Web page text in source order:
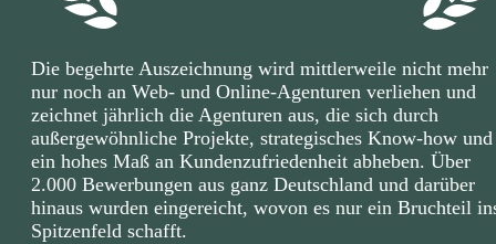
Die begehrte Auszeichnung wird mittlerweile nicht mehr
nur noch an Web- und Online-Agenturen verliehen und
zeichnet jährlich die Agenturen aus, die sich durch
außergewöhnliche Projekte, strategisches Know-how und
ein hohes Maß an Kundenzufriedenheit abheben. Über
2.000 Bewerbungen aus ganz Deutschland und darüber
hinaus wurden eingereicht, wovon es nur ein Bruchteil
Spitzenfeld schafft.